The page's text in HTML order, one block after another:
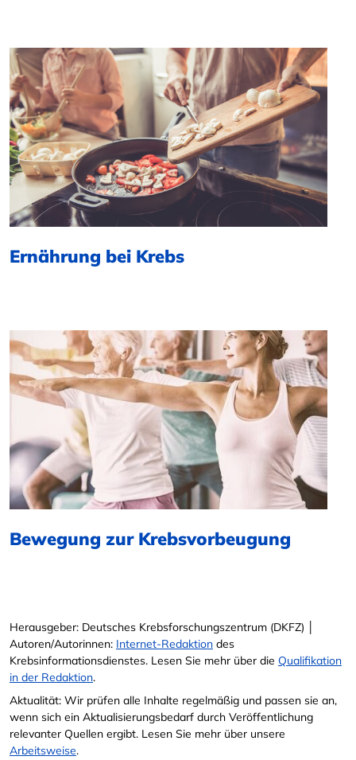
Ernährung bei Krebs
Bewegung zur Krebsvorbeugung
Herausgeber: Deutsches Krebsforschungszentrum (DKFZ) │
Autoren/Autorinnen: Internet-Redaktion des
Krebsinformationsdienstes. Lesen Sie mehr über die Qualifikation
in der Redaktion.
Aktualität: Wir prüfen alle Inhalte regelmäßig und passen sie an,
wenn sich ein Aktualisierungsbedarf durch Veröffentlichung
relevanter Quellen ergibt. Lesen Sie mehr über unsere
Arbeitsweise.